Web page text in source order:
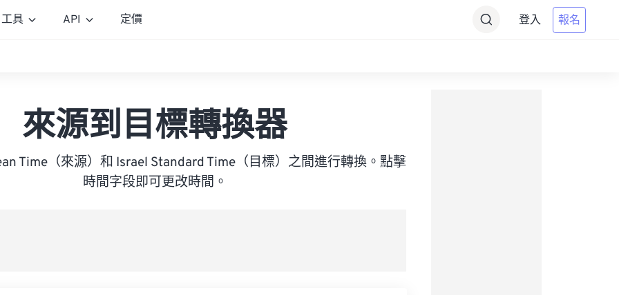
工具 API 定價 登入 報名
來源到目標轉換器
Time（來源）和 Israel Standard Time（目標）之間進行轉換。點擊
時間字段即可更改時間。